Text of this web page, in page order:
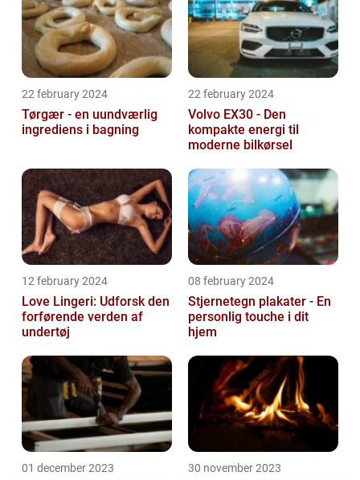
22 february 2024
Tørgær - en uundværlig
ingrediens i bagning
22 february 2024
Volvo EX30 - Den
kompakte energi til
moderne bilkørsel
12 february 2024
Love Lingeri: Udforsk den
forførende verden af
undertøj
08 february 2024
Stjernetegn plakater - En
personlig touche i dit
hjem
01 december 2023 30 november 2023